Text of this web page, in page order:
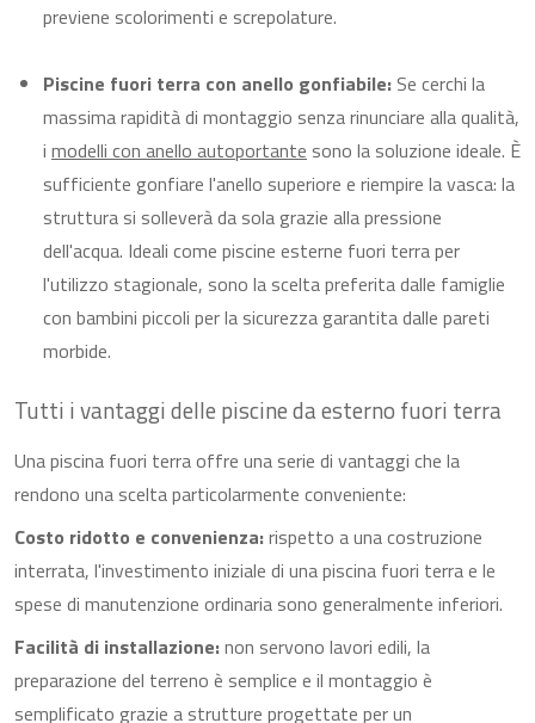
previene scolorimenti e screpolature.
Piscine fuori terra con anello gonfiabile: Se cerchi la
massima rapidità di montaggio senza rinunciare alla qualità,
i modelli con anello autoportante sono la soluzione ideale. È
sufficiente gonfiare l'anello superiore e riempire la vasca: la
struttura si solleverà da sola grazie alla pressione
dell'acqua. Ideali come piscine esterne fuori terra per
l'utilizzo stagionale, sono la scelta preferita dalle famiglie
con bambini piccoli per la sicurezza garantita dalle pareti
morbide.
Tutti i vantaggi delle piscine da esterno fuori terra
Una piscina fuori terra offre una serie di vantaggi che la
rendono una scelta particolarmente conveniente:
Costo ridotto e convenienza:rispetto a una costruzione
interrata, l'investimento iniziale di una piscina fuori terra e le
spese di manutenzione ordinaria sono generalmente inferiori.
Facilità di installazione:non servono lavori edili, la
preparazione del terreno è semplice e il montaggio è
semplificato grazie a strutture progettate per un